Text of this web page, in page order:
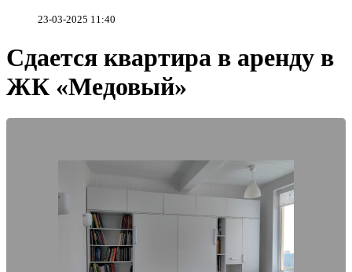
23-03-2025 11:40
Сдается квартира в аренду в
ЖК «Медовый»